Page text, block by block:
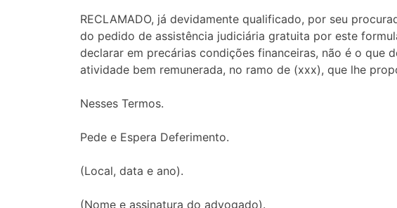
RECLAMADO, já devidamente qualificado, por seu
do pedido de assistência judiciária gratuita por este
declarar em precárias condições financeiras, não é o que
atividade bem remunerada, no ramo de (xxx), que lhe
Nesses Termos.
Pede e Espera Deferimento.
(Local, data e ano).
(Nome e assinatura do advogado).